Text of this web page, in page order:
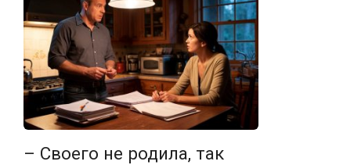
– Своего не родила, так